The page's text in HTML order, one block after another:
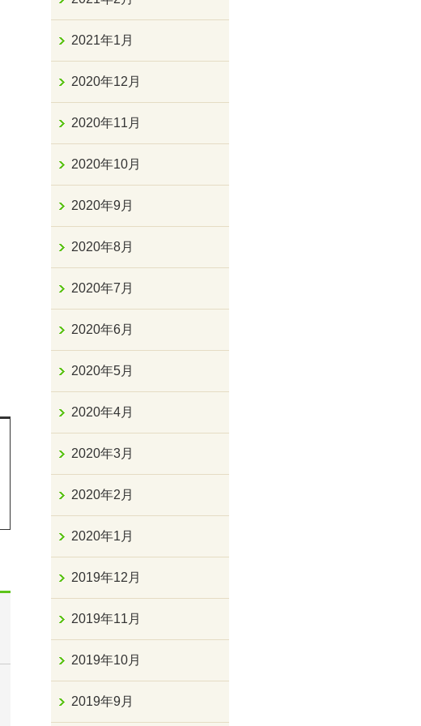
2021年1月
2020年12月
2020年11月
2020年10月
2020年9月
2020年8月
2020年7月
2020年6月
2020年5月
2020年4月
2020年3月
2020年2月
2020年1月
2019年12月
2019年11月
2019年10月
2019年9月